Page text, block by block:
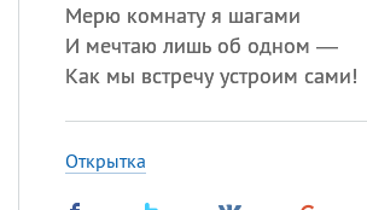
Мерю комнату я шагами
И мечтаю лишь об одном —
Как мы встречу устроим сами!
Открытка